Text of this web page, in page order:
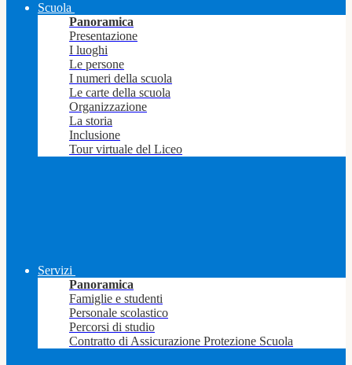
Scuola
Panoramica
Presentazione
I luoghi
Le persone
I numeri della scuola
Le carte della scuola
Organizzazione
La storia
Inclusione
Tour virtuale del Liceo
Servizi
Panoramica
Famiglie e studenti
Personale scolastico
Percorsi di studio
Contratto di Assicurazione Protezione Scuola